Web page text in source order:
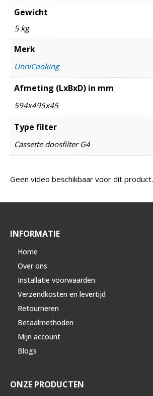
Gewicht
5 kg
Merk
UnniCooking
Afmeting (LxBxD) in mm
594x495x45
Type filter
Cassette doosfilter G4
Geen video beschikbaar voor dit product.
INFORMATIE
Home
Over ons
Installatie voorwaarden
Verzendkosten en levertijd
Retourneren
Betaalmethoden
Mijn account
Blogs
ONZE PRODUCTEN